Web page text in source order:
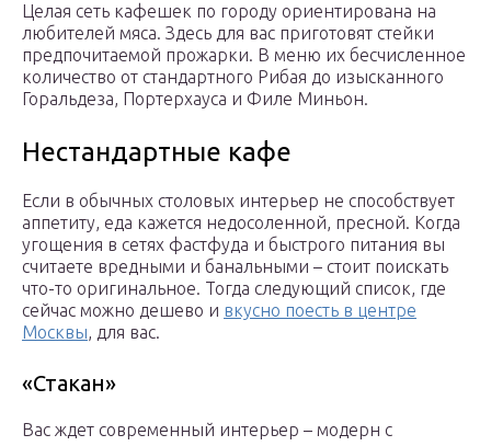
Целая сеть кафешек по городу ориентирована на
любителей мяса. Здесь для вас приготовят стейки
предпочитаемой прожарки. В меню их бесчисленное
количество от стандартного Рибая до изысканного
Горальдеза, Портерхауса и Филе Миньон.
Нестандартные кафе
Если в обычных столовых интерьер не способствует
аппетиту, еда кажется недосоленной, пресной. Когда
угощения в сетях фастфуда и быстрого питания вы
считаете вредными и банальными – стоит поискать
что-то оригинальное. Тогда следующий список, где
сейчас можно дешево и вкусно поесть в центре
Москвы, для вас.
«Стакан»
Вас ждет современный интерьер – модерн с